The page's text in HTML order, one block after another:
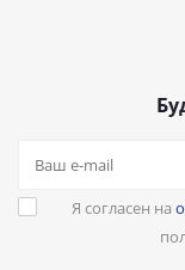
Я согласен на